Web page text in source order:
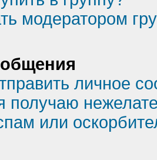
модератором
личное
получаю
или